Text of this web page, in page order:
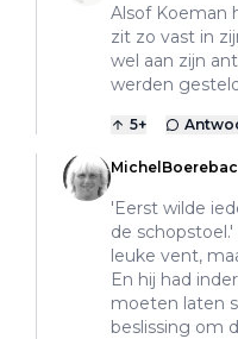
Alsof Koeman
zit zo vast in
wel aan zijn
werden
5+
'Eerst wilde
de
leuke vent,
En hij had
moeten laten
beslissing om